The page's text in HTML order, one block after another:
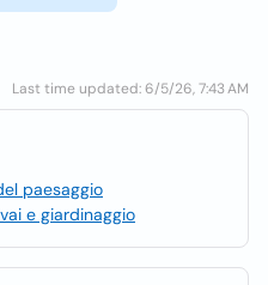
Last time updated: 6/5/26, 7:43 AM
paesaggio
e giardinaggio